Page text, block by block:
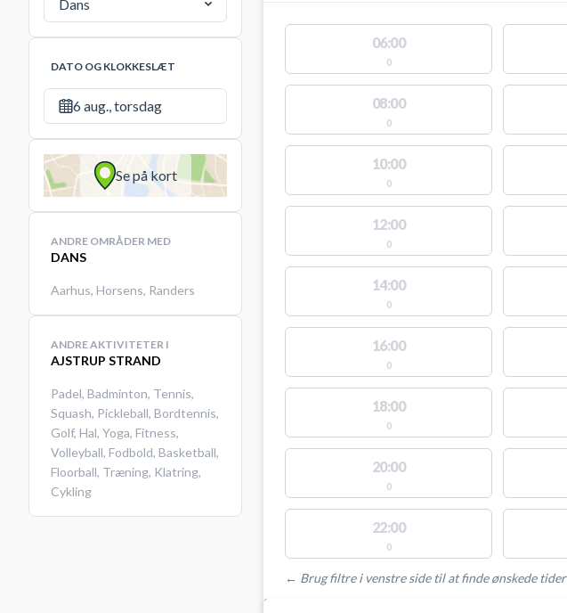
Dans
DATO OG KLOKKESLÆT
6 aug., torsdag
Se på kort
ANDRE OMRÅDER MED
DANS
Aarhus, Horsens, Randers
ANDRE AKTIVITETER I
AJSTRUP STRAND
Padel, Badminton, Tennis,
Squash, Pickleball, Bordtennis,
Golf, Hal, Yoga, Fitness,
Volleyball, Fodbold, Basketball,
Floorball, Træning, Klatring,
Cykling
06:00
0
08:00
0
10:00
0
12:00
0
14:00
0
16:00
0
18:00
0
20:00
0
22:00
0
← Brug filtre i venstre side til at finde ønskede tider
STEDER MED LEDIGE AKTIVITETER